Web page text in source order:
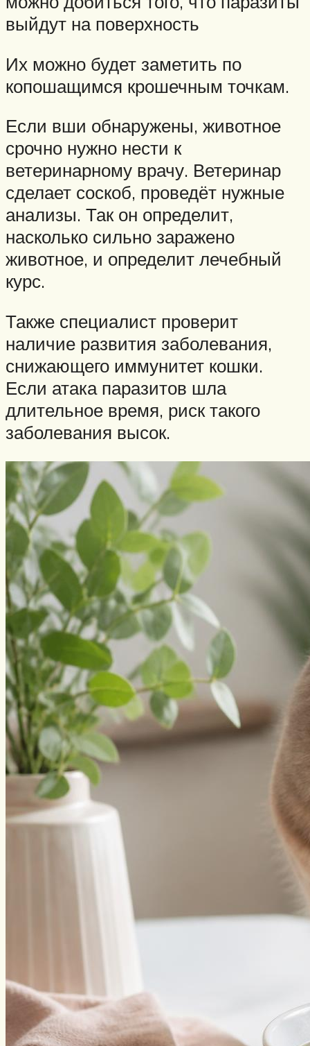
выйдут на поверхность
Их можно будет заметить по
копошащимся крошечным точкам.
Если вши обнаружены, животное
срочно нужно нести к
ветеринарному врачу. Ветеринар
сделает соскоб, проведёт нужные
анализы. Так он определит,
насколько сильно заражено
животное, и определит лечебный
курс.
Также специалист проверит
наличие развития заболевания,
снижающего иммунитет кошки.
Если атака паразитов шла
длительное время, риск такого
заболевания высок.